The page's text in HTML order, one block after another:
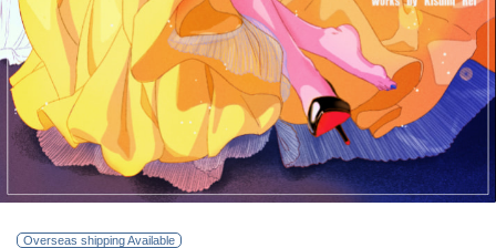
Overseas shipping Available